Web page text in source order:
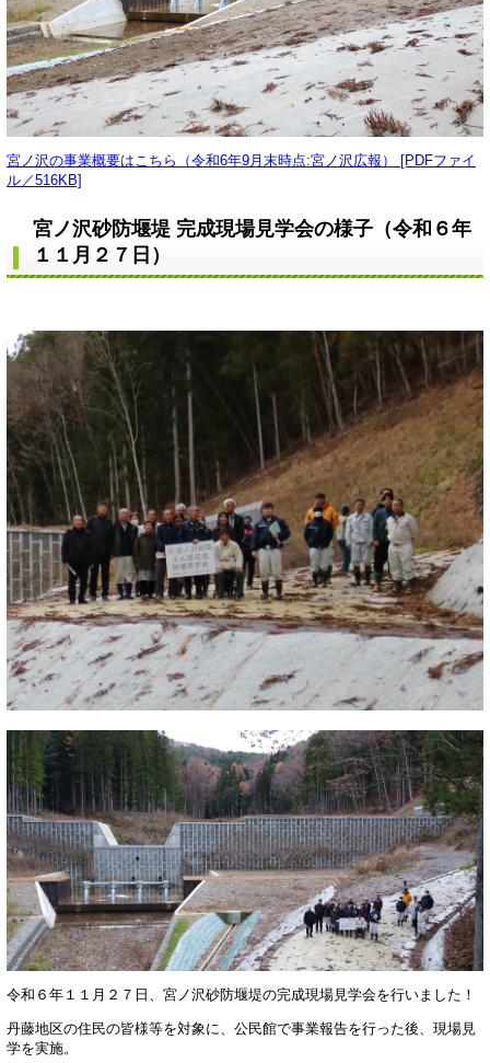
宮ノ沢の事業概要はこちら（令和6年9月末時点:宮ノ沢広報） [PDFファイ
ル／516KB]
宮ノ沢砂防堰堤 完成現場見学会の様子（令和６年
１１月２７日）
令和６年１１月２７日、宮ノ沢砂防堰堤の完成現場見学会を行いました！
丹藤地区の住民の皆様等を対象に、公民館で事業報告を行った後、現場見
学を実施。